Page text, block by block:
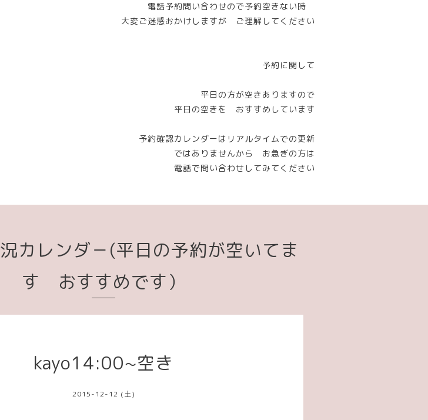
電話予約問い合わせので予約空きない時
大変ご迷惑おかけしますが ご理解してください
予約に関して
平日の方が空きありますので
平日の空きを おすすめしています
予約確認カレンダーはリアルタイムでの更新
ではありませんから お急ぎの方は
電話で問い合わせしてみてください
カレンダ－(平日の予約が空いてま
す おすすめです）
kayo14:00~空き
2015-12-12 (土)